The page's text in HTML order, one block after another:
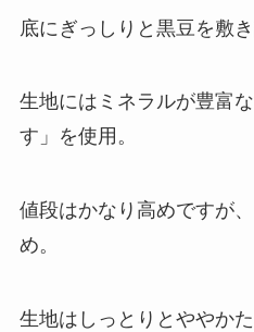
底にぎっしりと黒豆を敷
生地にはミネラルが豊富
す」を使用。
値段はかなり高めですが
め。
生地はしっとりとややか